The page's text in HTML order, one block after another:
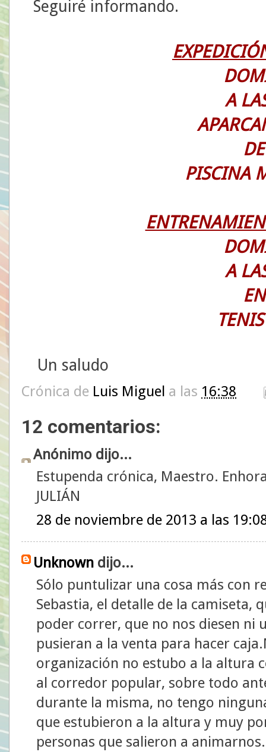
Seguiré informando.
A
PISCINA
A
Un saludo
Crónica de Luis Miguel a las 16:38
12 comentarios:
Anónimo dijo...
Estupenda crónica, Maestro.
JULIÁN
28 de noviembre de 2013 a las
Unknown dijo...
Sólo puntulizar una cosa más con
Sebastia, el detalle de la camiseta,
poder correr, que no nos diesen ni
pusieran a la venta para hacer
organización no estubo a la altura
al corredor popular, sobre todo
durante la misma, no tengo
que estubieron a la altura y muy
personas que salieron a animarnos.